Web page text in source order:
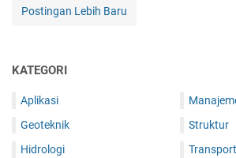
Postingan Lebih Baru
KATEGORI
Aplikasi
Geoteknik
Hidrologi
Struktur